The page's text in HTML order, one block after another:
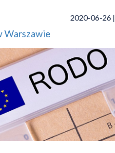
2020-06-26 |
Warszawie